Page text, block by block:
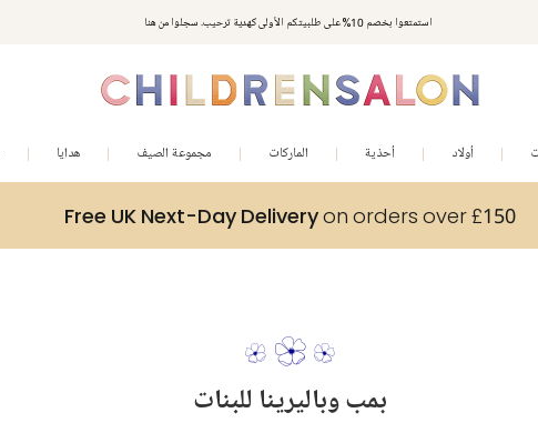
استمتعوا بخصم 10% على طلبيتكم الأولى كهدية ترحيب. سجلوا من هنا
أولاد أحذية الماركات مجموعة الصيف هدايا
Free UK Next-Day Deliveryon orders over £150
بمب وباليرينا للبنات